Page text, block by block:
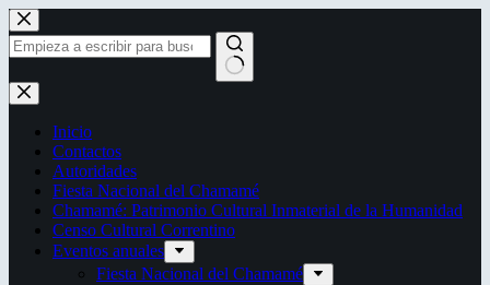
Saltar
al
contenido
Sin
resultados
Inicio
Contactos
Autoridades
Fiesta Nacional del Chamamé
Chamamé: Patrimonio Cultural Inmaterial de la Humanidad
Censo Cultural Correntino
Eventos anuales
Fiesta Nacional del Chamamé